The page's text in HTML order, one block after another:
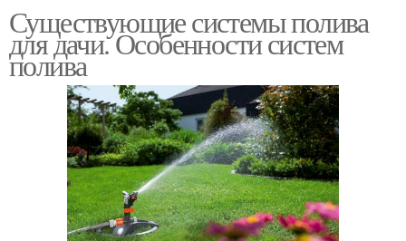
Существующие системы полива
для дачи. Особенности систем
полива